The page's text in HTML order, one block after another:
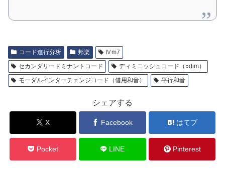
コード進行分析 邦楽
Ⅳm7
セカンダリードミナントコード
ディミニッシュコード（○dim）
モーダルインターチェンジコード（借用和音）
平行和音
シェアする
X Facebook はてブ
Pocket LINE Pinterest